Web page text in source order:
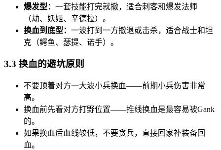
爆发型： 一套技能打完就撤，适合刺客和爆发法师
（劫、妖姬、辛德拉）。
换血到底型： 一波打到一方撤退或击杀，适合战士和坦
克（鳄鱼、瑟提、诺手）。
3.3 换血的避坑原则
不要顶着对方一大波小兵换血——前期小兵伤害非常
高。
换血前先看对方打野位置——推线换血是最容易被Gank
的。
如果换血后血线较低，不要贪兵，直接回家补装备回
血。